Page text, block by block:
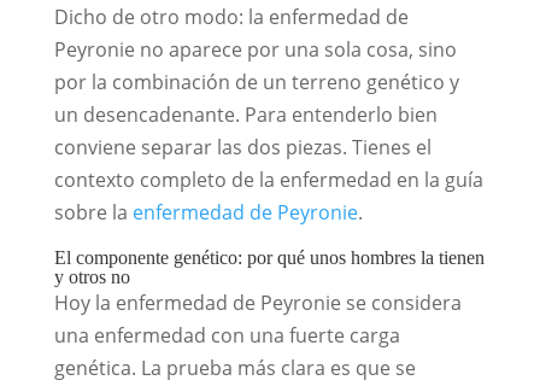
Dicho de otro modo: la enfermedad de
Peyronie no aparece por una sola cosa, sino
por la combinación de un terreno genético y
un desencadenante. Para entenderlo bien
conviene separar las dos piezas. Tienes el
contexto completo de la enfermedad en la guía
sobre la enfermedad de Peyronie.
El componente genético: por qué unos hombres la tienen
y otros no
Hoy la enfermedad de Peyronie se considera
una enfermedad con una fuerte carga
genética. La prueba más clara es que se